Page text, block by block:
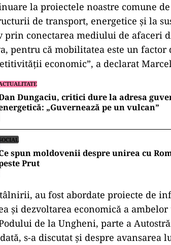
la proiectele noastre comune
de transport, energetice și la
prin conectarea mediului de afaceri
pentru că mobilitatea este un
economic”, a declarat
Dungaciu, critici dure la adresa
„Guvernează pe un vulcan”
spun moldovenii despre unirea cu
Prut
au fost abordate proiecte de
și dezvoltarea economică a
de la Ungheni, parte a
s-a discutat și despre avansarea